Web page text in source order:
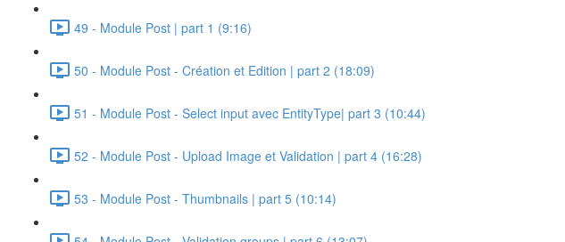
49 - Module Post | part 1 (9:16)
50 - Module Post - Création et Edition | part 2 (18:09)
51 - Module Post - Select input avec EntityType| part 3 (10:44)
52 - Module Post - Upload Image et Validation | part 4 (16:28)
53 - Module Post - Thumbnails | part 5 (10:14)